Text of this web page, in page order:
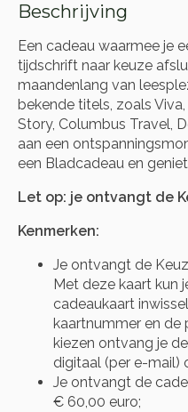
Beschrijving
Een cadeau waarmee je
tijdschrift naar keuze
maandenlang van
bekende titels, zoals
Story, Columbus Travel,
aan een
een Bladcadeau en
Let op: je ontvangt de
Kenmerken:
Je ontvangt de
Met deze kaart kun
cadeaukaart
kaartnummer en de
kiezen ontvang je
digitaal (per e-mail)
Je ontvangt de
€ 60,00 euro;